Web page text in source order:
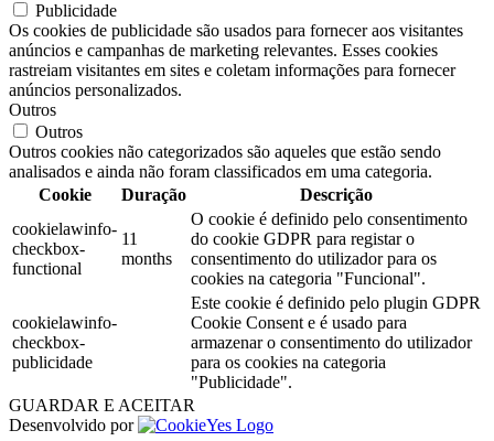
Publicidade
Os cookies de publicidade são usados para fornecer aos visitantes
anúncios e campanhas de marketing relevantes. Esses cookies
rastreiam visitantes em sites e coletam informações para fornecer
anúncios personalizados.
Outros
Outros
Outros cookies não categorizados são aqueles que estão sendo
analisados e ainda não foram classificados em uma categoria.
Cookie
Duração
Descrição
cookielawinfo-
checkbox-
functional
11
months
O cookie é definido pelo consentimento
do cookie GDPR para registar o
consentimento do utilizador para os
cookies na categoria "Funcional".
cookielawinfo-
checkbox-
publicidade
Este cookie é definido pelo plugin GDPR
Cookie Consent e é usado para
armazenar o consentimento do utilizador
para os cookies na categoria
"Publicidade".
GUARDAR E ACEITAR
Desenvolvido por